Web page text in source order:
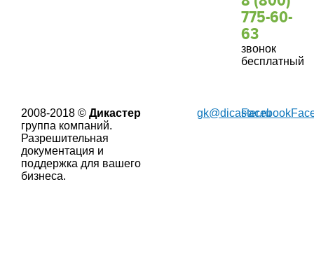
775-60-
63
звонок
бесплатный
2008-2018 © Дикастер
группа компаний.
Разрешительная
документация и
поддержка для вашего
бизнеса.
gk@dicaster.ru
Facebook